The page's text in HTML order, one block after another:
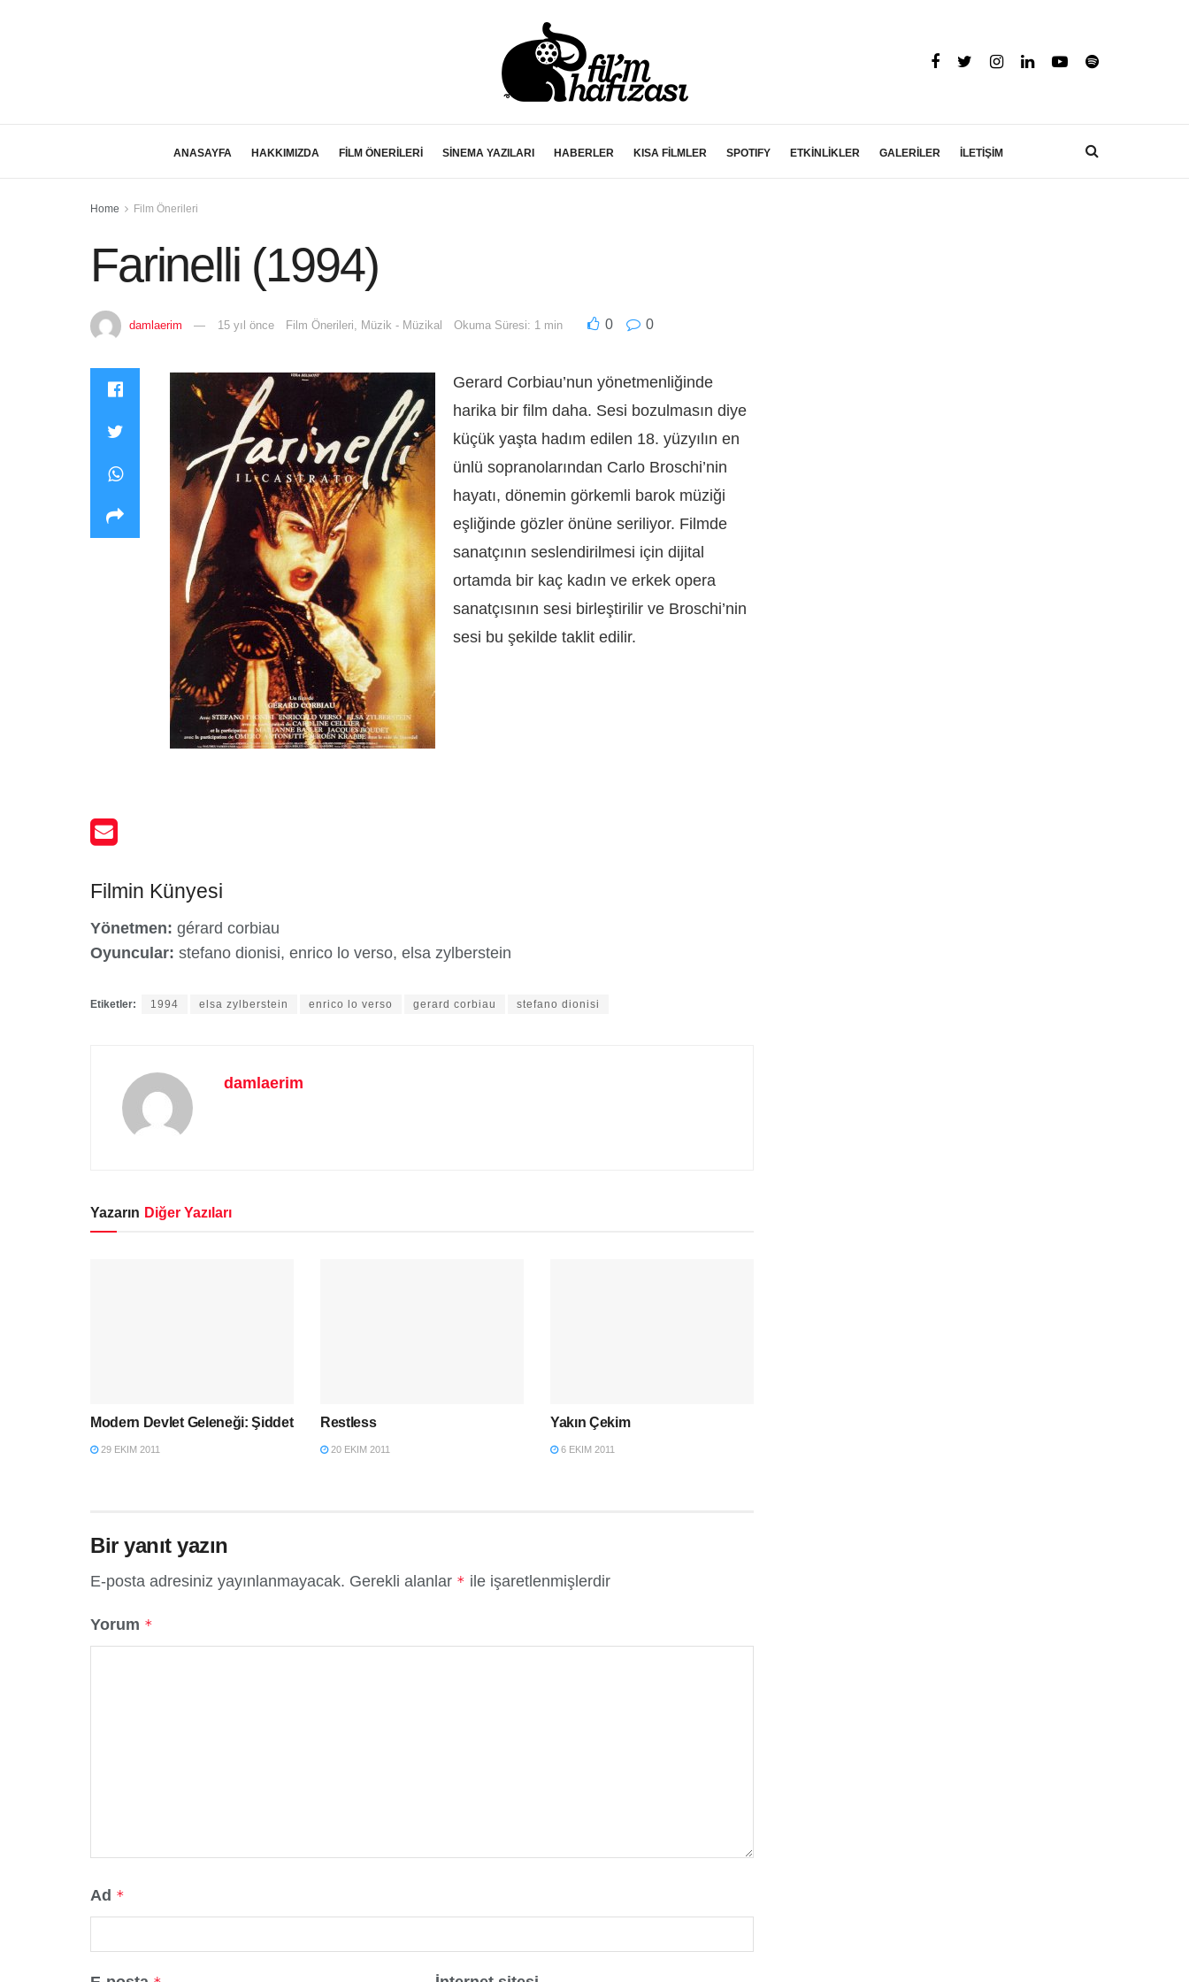
ANASAYFA HAKKIMIZDA FİLM ÖNERİLERİ SİNEMA YAZILARI HABERLER KISA FİLMLER SPOTIFY ETKİNLİKLER GALERİLER İLETİŞİM
Home Film Önerileri
Farinelli (1994)
damlaerim 15 yıl önce Film Önerileri Müzik - Müzikal Okuma Süresi: 1 min 0 0
Gerard Corbiau’nun yönetmenliğinde
harika bir film daha. Sesi bozulmasın diye
küçük yaşta hadım edilen 18. yüzyılın en
ünlü sopranolarından Carlo Broschi’nin
hayatı, dönemin görkemli barok müziği
eşliğinde gözler önüne seriliyor. Filmde
sanatçının seslendirilmesi için dijital
ortamda bir kaç kadın ve erkek opera
sanatçısının sesi birleştirilir ve Broschi’nin
sesi bu şekilde taklit edilir.
Filmin Künyesi
Yönetmen: gérard corbiau
Oyuncular: stefano dionisi, enrico lo verso, elsa zylberstein
Etiketler: 1994 elsa zylberstein enrico lo verso gerard corbiau stefano dionisi
damlaerim
Yazarın Diğer Yazıları
Modern Devlet Geleneği: Şiddet
29 EKIM 2011
Restless
20 EKIM 2011
Yakın Çekim
6 EKIM 2011
Bir yanıt yazın
E-posta adresiniz yayınlanmayacak. Gerekli alanlar * ile işaretlenmişlerdir
Yorum *
Ad *